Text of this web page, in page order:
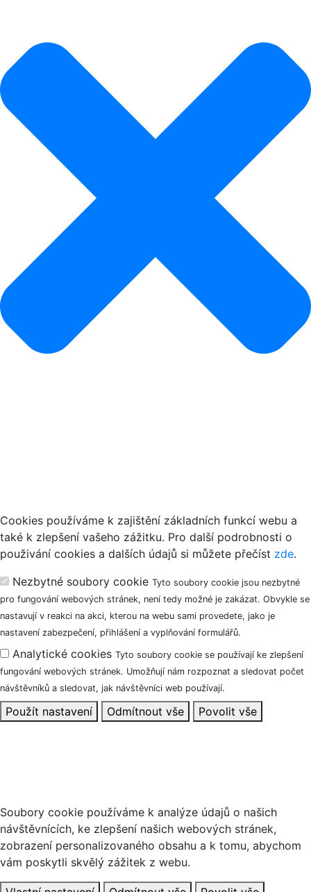
Cookies používáme k zajištění základních funkcí webu a
také k zlepšení vašeho zážitku. Pro další podrobnosti o
použivání cookies a dalších údajů si můžete přečíst zde.
Nezbytné soubory cookie Tyto soubory cookie jsou nezbytné
pro fungování webových stránek, není tedy možné je zakázat. Obvykle se
nastavují v reakci na akci, kterou na webu sami provedete, jako je
nastavení zabezpečení, přihlášení a vyplňování formulářů.
Analytické cookies Tyto soubory cookie se používají ke zlepšení
fungování webových stránek. Umožňují nám rozpoznat a sledovat počet
návštěvníků a sledovat, jak návštěvníci web používají.
Použít nastavení Odmítnout vše Povolit vše
Soubory cookie používáme k analýze údajů o našich
návštěvnících, ke zlepšení našich webových stránek,
zobrazení personalizovaného obsahu a k tomu, abychom
vám poskytli skvělý zážitek z webu.